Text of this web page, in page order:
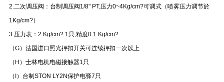
2. 二次调压阀：台制调压阀1/8" PT,压力0~4Kg/cm?可调式（喷雾压力调节於
1Kg/cm?）
3. 压力表：2 Kg/cm? 1只,精度0.1 Kg/cm?
（G）法国进口照光押扣开关可连续押扣一次以上
（H）士林电机电磁接触器1只
（I）台制STON LY2N保护电驿7只